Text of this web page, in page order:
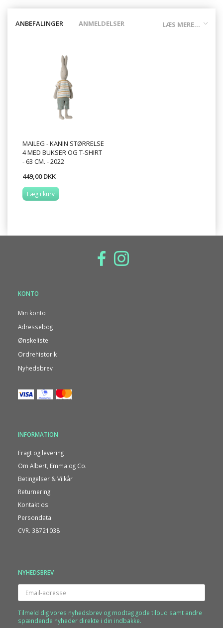
LÆS MERE...
ANBEFALINGER ANMELDELSER
MAILEG - KANIN STØRRELSE
4 MED BUKSER OG T-SHIRT
- 63 CM. - 2022
449,00 DKK
Læg i kurv
KONTO
Min konto
Adressebog
Ønskeliste
Ordrehistorik
Nyhedsbrev
INFORMATION
Fragt og levering
Om Albert, Emma og Co.
Betingelser & Vilkår
Returnering
Kontakt os
Persondata
CVR. 38721038
NYHEDSBREV
Email-
adresse
Tilmeld dig vores nyhedsbrev og modtag gode tilbud samt andre
spændende nyheder direkte i din indbakke.